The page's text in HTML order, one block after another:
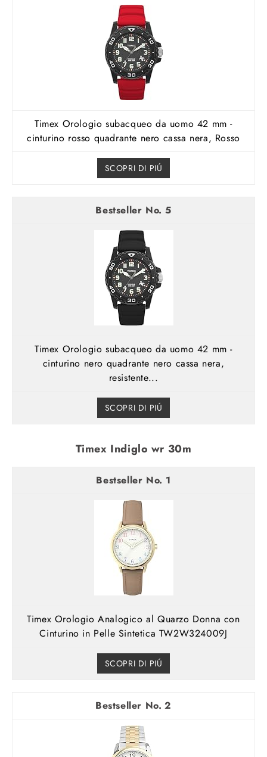
Timex Orologio subacqueo da uomo 42 mm -
cinturino rosso quadrante nero cassa nera, Rosso
SCOPRI DI PIÚ
5
Timex Orologio subacqueo da uomo 42 mm -
cinturino nero quadrante nero cassa nera,
resistente...
SCOPRI DI PIÚ
Timex Indiglo wr 30m
1
Timex Orologio Analogico al Quarzo Donna con
Cinturino in Pelle Sintetica TW2W324009J
SCOPRI DI PIÚ
2